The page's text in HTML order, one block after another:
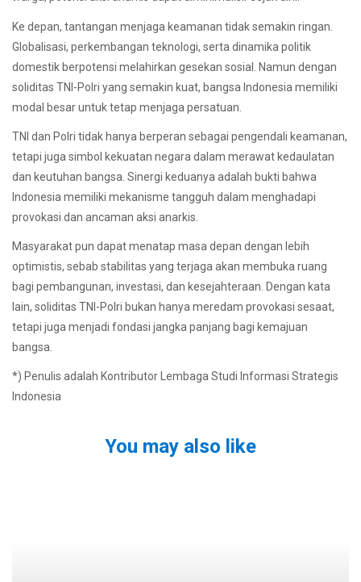
Ke depan, tantangan menjaga keamanan tidak semakin ringan.
Globalisasi, perkembangan teknologi, serta dinamika politik
domestik berpotensi melahirkan gesekan sosial. Namun dengan
soliditas TNI-Polri yang semakin kuat, bangsa Indonesia memiliki
modal besar untuk tetap menjaga persatuan.
TNI dan Polri tidak hanya berperan sebagai pengendali keamanan,
tetapi juga simbol kekuatan negara dalam merawat kedaulatan
dan keutuhan bangsa. Sinergi keduanya adalah bukti bahwa
Indonesia memiliki mekanisme tangguh dalam menghadapi
provokasi dan ancaman aksi anarkis.
Masyarakat pun dapat menatap masa depan dengan lebih
optimistis, sebab stabilitas yang terjaga akan membuka ruang
bagi pembangunan, investasi, dan kesejahteraan. Dengan kata
lain, soliditas TNI-Polri bukan hanya meredam provokasi sesaat,
tetapi juga menjadi fondasi jangka panjang bagi kemajuan
bangsa.
*) Penulis adalah Kontributor Lembaga Studi Informasi Strategis
Indonesia
You may also like